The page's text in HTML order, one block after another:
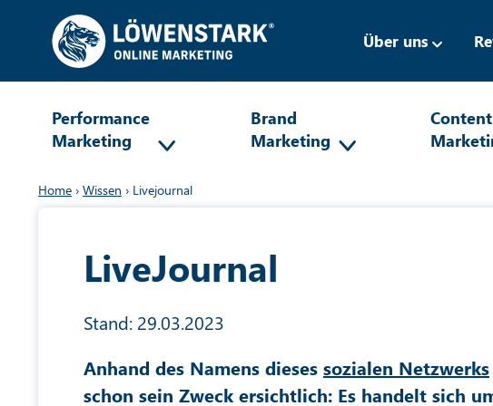
Über uns
Performance
Marketing
Brand
Marketing
Content
Home › Wissen › Livejournal
LiveJournal
Stand: 29.03.2023
Anhand des Namens dieses sozialen Netzwerks
schon sein Zweck ersichtlich: Es handelt sich